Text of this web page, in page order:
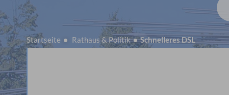
Startseite Rathaus & Politik Schnelleres DSL